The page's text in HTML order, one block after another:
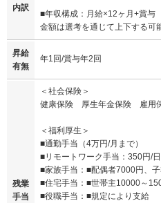
内訳
■年収構成：月給×12ヶ月+賞与
金額は選考を通じて上下する可
昇給
有無
年1回/賞与年2回
残業
手当
＜社会保険＞
健康保険 厚生年金保険 雇
＜福利厚生＞
■通勤手当（4万円/月まで）
■リモートワーク手当：350円/日
■家族手当：■配偶者7000円、
■住宅手当：■世帯主10000～
■役職手当：■規定により支給